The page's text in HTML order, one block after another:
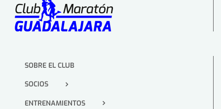
SOBRE EL CLUB
SOCIOS
ENTRENAMIENTOS